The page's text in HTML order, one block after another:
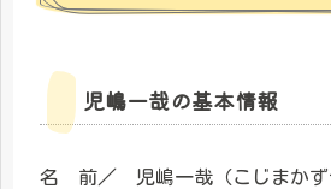
児嶋一哉の基本情報
名 前／ 児嶋一哉（こじまかず